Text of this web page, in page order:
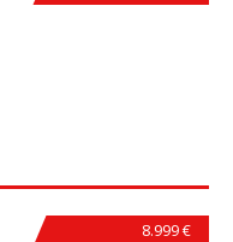
8.999 €